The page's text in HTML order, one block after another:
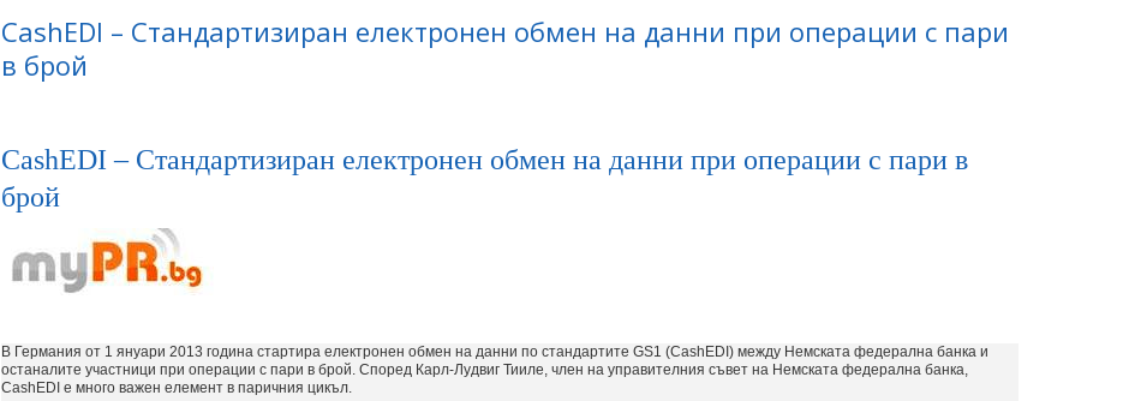
CashEDI – Стандартизиран електронен обмен на данни при операции с пари
в брой
CashEDI – Стандартизиран електронен обмен на данни при операции с пари в
брой
В Германия от 1 януари 2013 година стартира електронен обмен на данни по стандартите GS1 (CashEDI) между Немската федерална банка и
останалите участници при операции с пари в брой. Според Карл-Лудвиг Тииле, член на управителния съвет на Немската федерална банка,
CashEDI е много важен елемент в паричния цикъл.